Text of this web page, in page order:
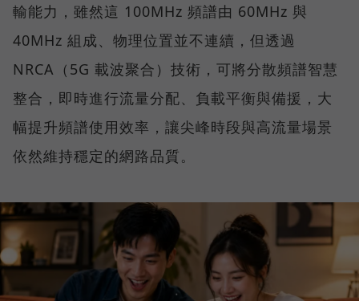
輸能力，雖然這 100MHz 頻譜由 60MHz 與
40MHz 組成、物理位置並不連續，但透過
NRCA（5G 載波聚合）技術，可將分散頻譜智慧
整合，即時進行流量分配、負載平衡與備援，大
幅提升頻譜使用效率，讓尖峰時段與高流量場景
依然維持穩定的網路品質。